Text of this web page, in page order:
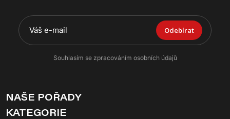
Odebírat
Souhlasím se zpracováním osobních údajů
NAŠE POŘADY
KATEGORIE